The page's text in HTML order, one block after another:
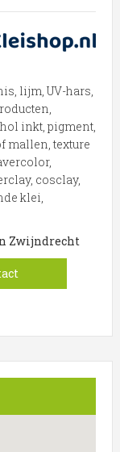
lijm, UV-hars,
inkt, pigment,
mallen, texture
cosclay,
klei,
in Zwijndrecht